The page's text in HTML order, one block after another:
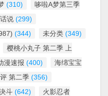
(310)
哆啦A梦第三季
说 (299)
(344) 未分类 (349)
樱桃小丸子 第二季 上
漫速报 (400)
海绵宝宝
第二季 (356)
斗 (642)
火影忍者